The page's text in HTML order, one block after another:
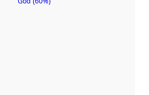
Metadatakvalitet